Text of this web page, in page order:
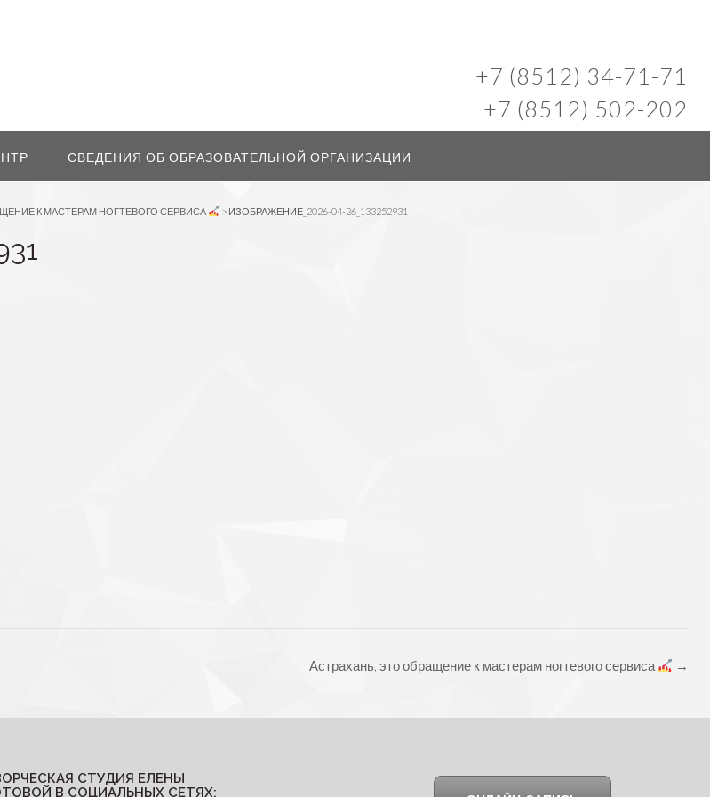
+7 (8512) 34-71-71
+7 (8512) 502-202
СВЕДЕНИЯ ОБ ОБРАЗОВАТЕЛЬНОЙ ОРГАНИЗАЦИИ
К МАСТЕРАМ НОГТЕВОГО СЕРВИСА > ИЗОБРАЖЕНИЕ_2026-04-26_133252931
Астрахань, это обращение к мастерам ногтевого сервиса →
СТУДИЯ ЕЛЕНЫ
В СОЦИАЛЬНЫХ СЕТЯХ: